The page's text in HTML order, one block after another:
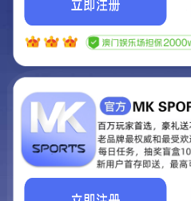
我们的网站
它将是非常
联系